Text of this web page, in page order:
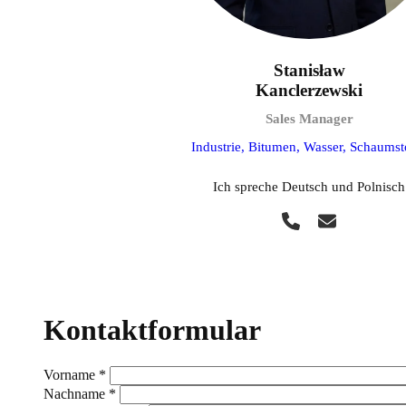
Stanisław
Kanclerzewski
Sales Manager
Industrie, Bitumen, Wasser,
Ich spreche Deutsch und Polnisch
Kontaktformular
Vorname *
Nachname *